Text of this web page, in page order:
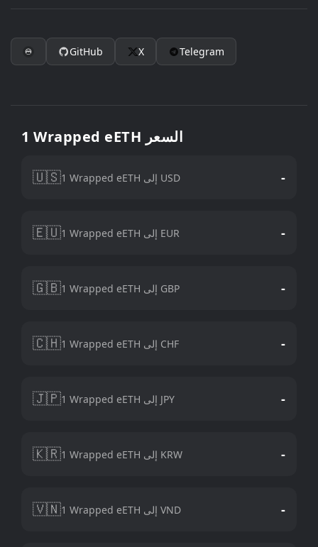
GitHub X Telegram
1 Wrapped eETH السعر
🇺🇸 1 Wrapped eETH إلى USD -
🇪🇺 1 Wrapped eETH إلى EUR -
🇬🇧 1 Wrapped eETH إلى GBP -
🇨🇭 1 Wrapped eETH إلى CHF -
🇯🇵 1 Wrapped eETH إلى JPY -
🇰🇷 1 Wrapped eETH إلى KRW -
🇻🇳 1 Wrapped eETH إلى VND -